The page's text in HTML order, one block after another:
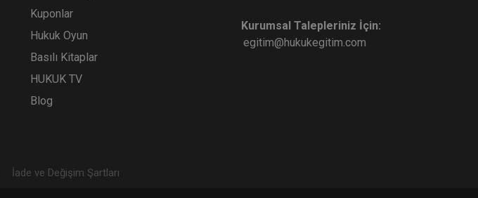
Kuponlar
Hukuk Oyun
Basılı Kitaplar
HUKUK TV
Blog
Kurumsal Talepleriniz İçin:
egitim@hukukegitim.com
İade ve Değişim Şartları